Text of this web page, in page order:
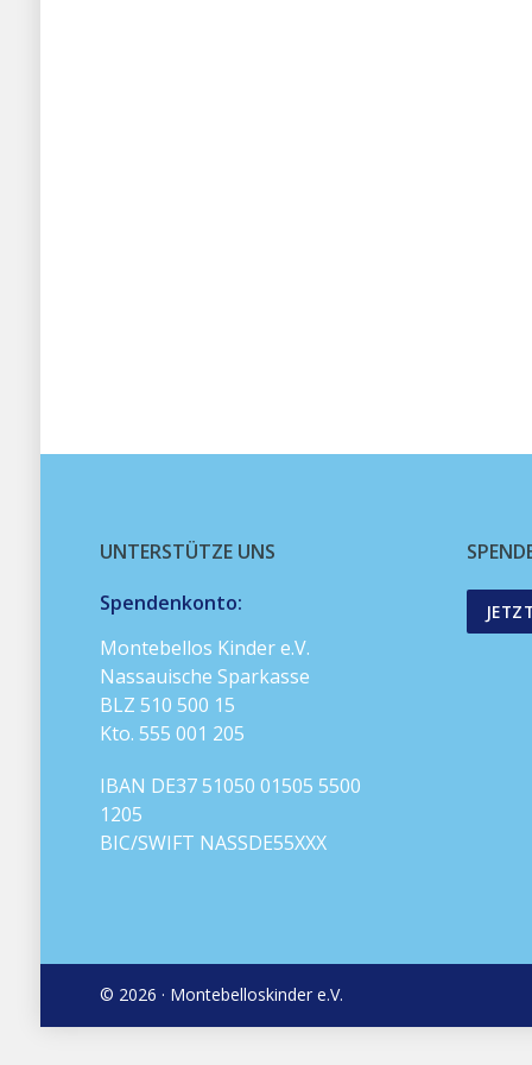
UNTERSTÜTZE UNS
Spendenkonto:
Montebellos Kinder e.V.
Nassauische Sparkasse
BLZ 510 500 15
Kto. 555 001 205
IBAN DE37 51050 01505 5500
1205
BIC/SWIFT NASSDE55XXX
© 2026 · Montebelloskinder e.V.